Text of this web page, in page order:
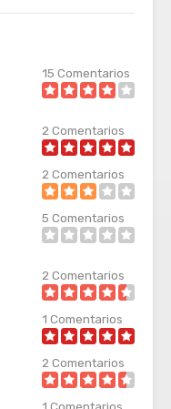
15 Comentarios
2 Comentarios
2 Comentarios
5 Comentarios
2 Comentarios
1 Comentarios
2 Comentarios
1 Comentarios